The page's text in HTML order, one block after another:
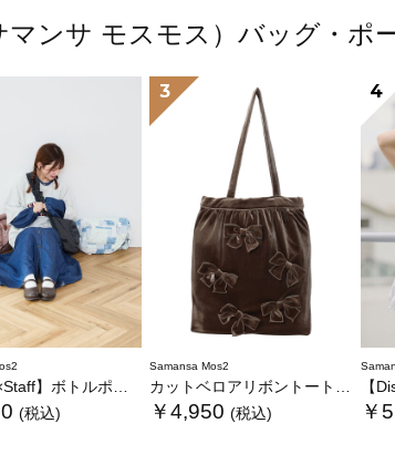
マンサ モスモス）バッグ・ポ
ルポケ付/ハーフムーンフリルbag
(税込)
3
Samansa Mos2
カットベロアリボントートバッグ
￥4,950 (税込)
4
【
￥